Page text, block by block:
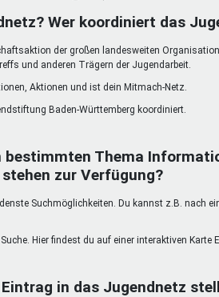
Vielfaltcoach
Umweltmentoren
Wer koordiniert das
der großen landesweiten
und anderen Trägern der Jugendarbeit.
Aktionen und ist dein Mitmach-Netz.
Baden-Württemberg koordiniert.
bestimmten Thema
zur Verfügung?
Suchmöglichkeiten. Du kannst z.B. nach
Hier findest du auf einer interaktiven
in das Jugendnetz